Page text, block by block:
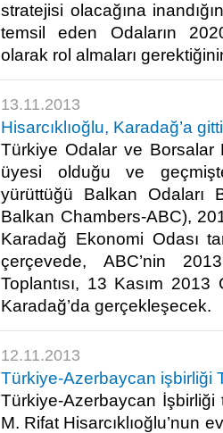
stratejisi olacağına
temsil eden Odaların
olarak rol almaları
13.11.2013
Hisarcıklıoğlu, Karadağ’a gitti
Türkiye Odalar ve Borsalar
üyesi olduğu ve
yürüttüğü Balkan Odaları
Balkan Chambers-ABC),
Karadağ Ekonomi Odası
çerçevede, ABC’nin
Toplantısı, 13 Kasım
Karadağ’da gerçekleşecek. ​
12.11.2013
Türkiye-Azerbaycan işbirliği
Türkiye-Azerbaycan İşbirliği
M. Rifat Hisarcıklıoğlu’nun